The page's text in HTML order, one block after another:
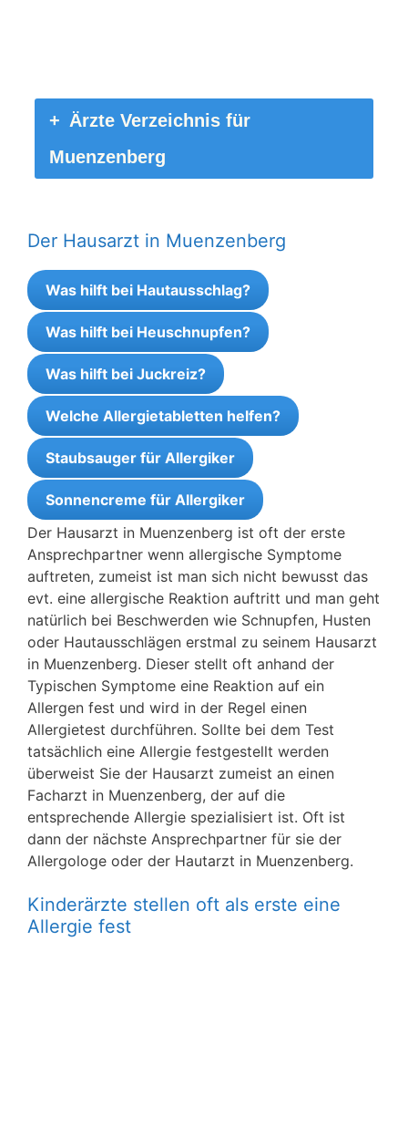
Ärzte Verzeichnis für
Muenzenberg
Der Hausarzt in Muenzenberg
Was hilft bei Hautausschlag?
Was hilft bei Heuschnupfen?
Was hilft bei Juckreiz?
Welche Allergietabletten helfen?
Staubsauger für Allergiker
Sonnencreme für Allergiker
Der Hausarzt in Muenzenberg ist oft der erste
Ansprechpartner wenn allergische Symptome
auftreten, zumeist ist man sich nicht bewusst das
evt. eine allergische Reaktion auftritt und man geht
natürlich bei Beschwerden wie Schnupfen, Husten
oder Hautausschlägen erstmal zu seinem Hausarzt
in Muenzenberg. Dieser stellt oft anhand der
Typischen Symptome eine Reaktion auf ein
Allergen fest und wird in der Regel einen
Allergietest durchführen. Sollte bei dem Test
tatsächlich eine Allergie festgestellt werden
überweist Sie der Hausarzt zumeist an einen
Facharzt in Muenzenberg, der auf die
entsprechende Allergie spezialisiert ist. Oft ist
dann der nächste Ansprechpartner für sie der
Allergologe oder der Hautarzt in Muenzenberg.
Kinderärzte stellen oft als erste eine
Allergie fest